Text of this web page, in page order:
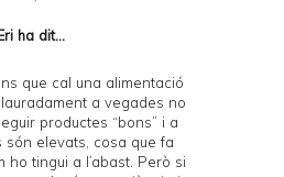
ha dit...
que cal una alimentació
a vegades no
productes “bons” i a
són elevats, cosa que fa
ho tingui a l’abast. Però si